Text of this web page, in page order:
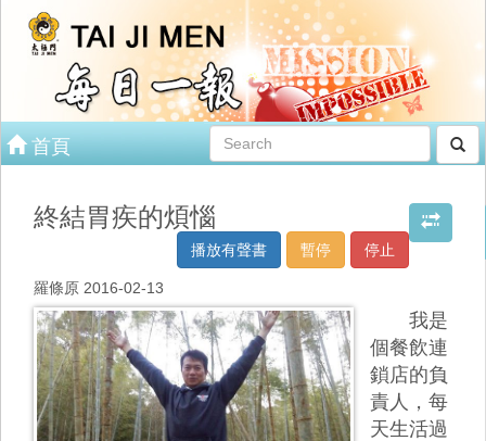
首頁
終結胃疾的煩惱
停止
暫停
播放有聲書
羅條原 2016-02-13
我是
個餐飲連
鎖店的負
責人，每
天生活過